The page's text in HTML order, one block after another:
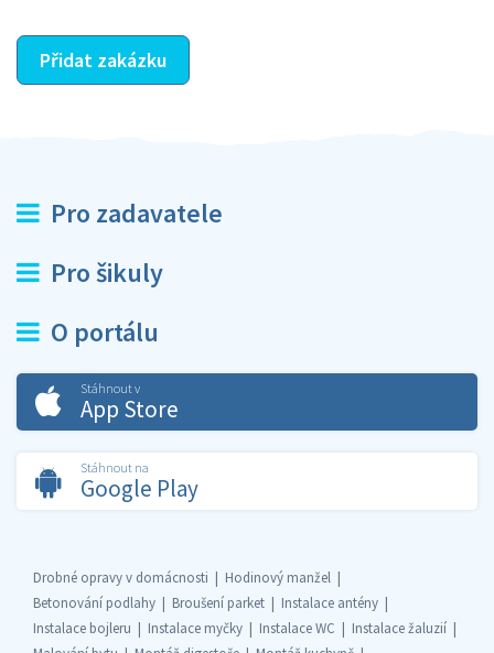
Přidat zakázku
Pro zadavatele
Pro šikuly
O portálu
Stáhnout v
App Store
Stáhnout na
Google Play
Drobné opravy v domácnosti
Hodinový manžel
Betonování podlahy
Broušení parket
Instalace antény
Instalace bojleru
Instalace myčky Instalace WC
Instalace žaluzií